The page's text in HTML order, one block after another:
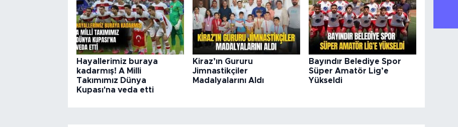
Hayallerimiz buraya
kadarmış! A Milli
Takımımız Dünya
Kupası'na veda etti
Kiraz’ın Gururu
Jimnastikçiler
Madalyalarını Aldı
Bayındır Belediye Spor
Süper Amatör Lig’e
Yükseldi